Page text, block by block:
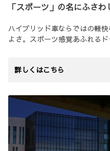
「スポーツ」の名にふさわ
ハイブリッド車ならではの軽
よさ。スポーツ感覚あふれる
詳しくはこちら